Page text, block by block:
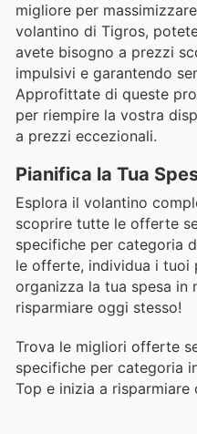
migliore per
volantino di Tigros,
avete bisogno a prezzi
impulsivi e garantendo
Approfittate di queste
per riempire la vostra
a prezzi eccezionali.
Pianifica la Tua
Esplora il volantino
scoprire tutte le offerte
specifiche per categoria
le offerte, individua i
organizza la tua spesa in
risparmiare oggi stesso!
Trova le migliori offerte
specifiche per categoria
Top e inizia a risparmiare